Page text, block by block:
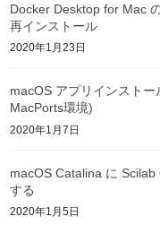
Docker Desktop for Mac
再インストール
2020年1月23日
macOS アプリインストー
MacPorts環境)
2020年1月7日
macOS Catalina に
する
2020年1月5日